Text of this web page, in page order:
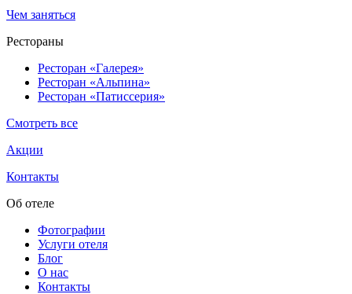
Чем заняться
Рестораны
Ресторан «Галерея»
Ресторан «Альпина»
Ресторан «Патиссерия»
Смотреть все
Акции
Контакты
Об отеле
Фотографии
Услуги отеля
Блог
О нас
Контакты